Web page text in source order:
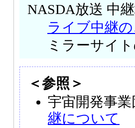
NASDA放送 中継
ライブ中継
ミラーサイ
＜参照＞
宇宙開発事業
継について